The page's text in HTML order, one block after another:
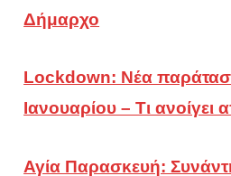
Δήμαρχο
Lockdown: Νέα
Ιανουαρίου – Τι ανοίγει
Αγία Παρασκευή: